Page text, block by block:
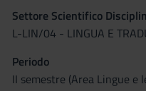
Settore Scientifico
L-LIN/04 - LINGUA E
Periodo
II semestre (Area Lingue